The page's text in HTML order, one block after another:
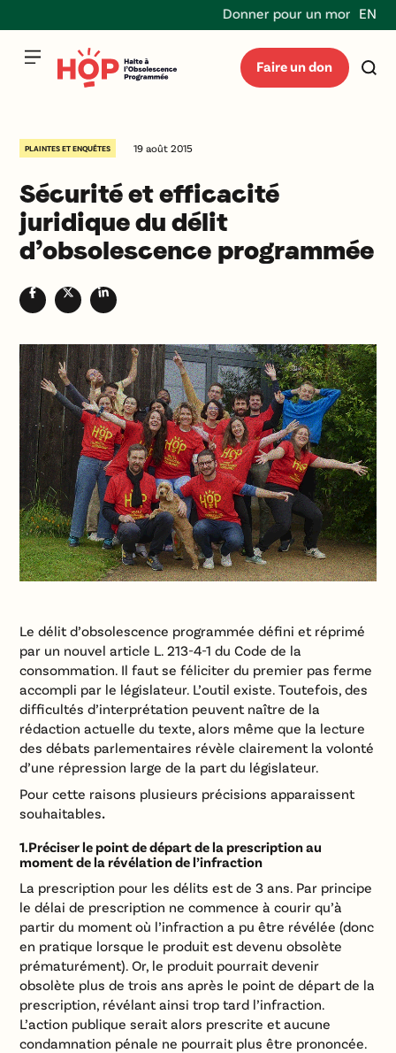
Donner pour un mondeEN
Faire un don
PLAINTES ET ENQUÊTES 19 août 2015
Sécurité et efficacité
juridique du délit
d’obsolescence programmée
Le délit d’obsolescence programmée défini et réprimé
par un nouvel article L. 213-4-1 du Code de la
consommation. Il faut se féliciter du premier pas ferme
accompli par le législateur. L’outil existe. Toutefois, des
difficultés d’interprétation peuvent naître de la
rédaction actuelle du texte, alors même que la lecture
des débats parlementaires révèle clairement la volonté
d’une répression large de la part du législateur.
Pour cette raisons plusieurs précisions apparaissent
souhaitables.
1.Préciser le point de départ de la prescription au
moment de la révélation de l’infraction
La prescription pour les délits est de 3 ans. Par principe
le délai de prescription ne commence à courir qu’à
partir du moment où l’infraction a pu être révélée (donc
en pratique lorsque le produit est devenu obsolète
prématurément). Or, le produit pourrait devenir
obsolète plus de trois ans après le point de départ de la
prescription, révélant ainsi trop tard l’infraction.
L’action publique serait alors prescrite et aucune
condamnation pénale ne pourrait plus être prononcée.